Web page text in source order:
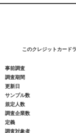
このクレジットカード
事前調査
調査期間
更新日
サンプル数
規定人数
調査企業数
定義
調査対象者